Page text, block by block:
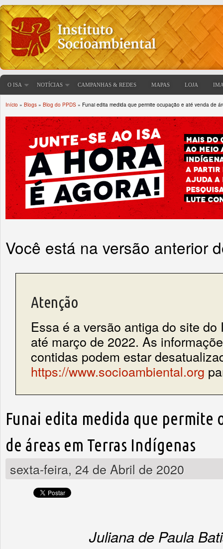
O ISA NOTÍCIAS CAMPANHAS & REDES MAPAS LOJA
Início » Blogs » Blog do PPDS » Funai edita medida que permite ocupação e até venda de
Você está na versão anterior
Atenção
Essa é a versão antiga do site do
até março de 2022. As
contidas podem estar
https://www.socioambiental.org
Funai edita medida que permite
de áreas em Terras Indígenas
sexta-feira, 24 de Abril de 2020
Juliana de Paula